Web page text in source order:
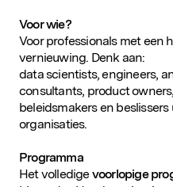
Voor wie?
Voor professionals met een
vernieuwing. Denk aan:
data scientists, engineers,
consultants, product
beleidsmakers en
organisaties.
Programma
Het volledigevoorlopige